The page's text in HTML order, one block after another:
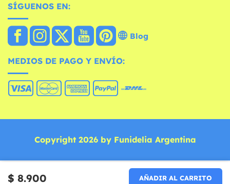
$ 8.900 AÑADIR AL CARRITO
SÍGUENOS EN:
Blog
MEDIOS DE PAGO Y ENVÍO:
Copyright 2026 by Funidelia Argentina